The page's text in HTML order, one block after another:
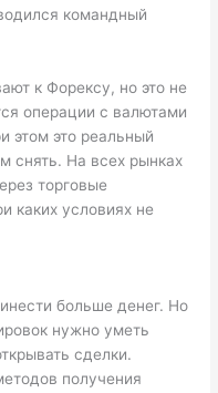
командный
к Форексу, но это не
операции с валютами
этом это реальный
снять. На всех рынках
торговые
каких условиях не
больше денег. Но
нужно уметь
сделки.
получения